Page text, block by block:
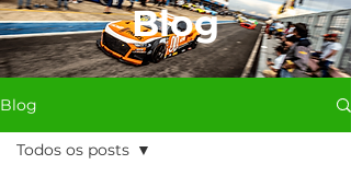
Blog
Blog
Todos os posts